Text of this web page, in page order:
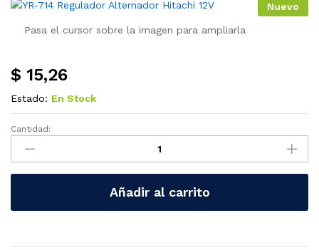
Nuevo
Pasa el cursor sobre la imagen para ampliarla
$ 15,26
Estado: En Stock
YR-
714
Regulador
Alternador
12V
Cantidad:
Añadir al carrito